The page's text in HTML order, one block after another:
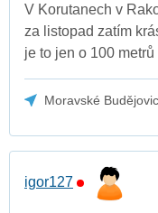
V Korutanech v
za listopad zatím
je to jen o 100
Moravské
igor127